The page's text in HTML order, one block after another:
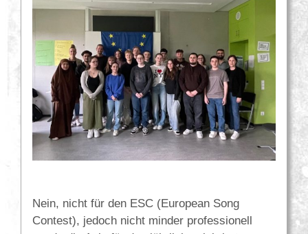
Nein, nicht für den ESC (European Song
Contest), jedoch nicht minder professionell